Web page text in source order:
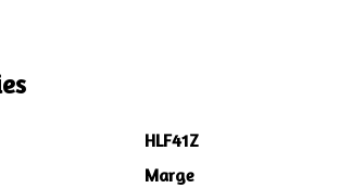
HLF41Z
Marge